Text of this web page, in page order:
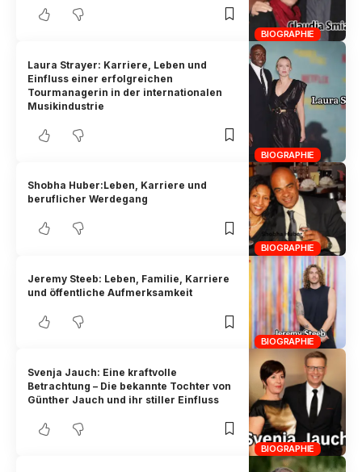
BIOGRAPHIE
BIOGRAPHIE
Laura Strayer: Karriere, Leben und
Einfluss einer erfolgreichen
Tourmanagerin in der internationalen
Musikindustrie
BIOGRAPHIE
Shobha Huber:Leben, Karriere und
beruflicher Werdegang
BIOGRAPHIE
Jeremy Steeb: Leben, Familie, Karriere
und öffentliche Aufmerksamkeit
BIOGRAPHIE
Svenja Jauch: Eine kraftvolle
Betrachtung – Die bekannte Tochter von
Günther Jauch und ihr stiller Einfluss